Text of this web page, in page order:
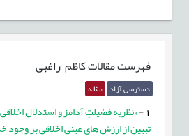
فهرست مقالاتکاظم راغبی
دسترسی آزاد مقاله
-«نظریه فضیلتِ آدامز و استدلال اخلاقی
تبیین از ارزش های عینی اخلاقی بر وجود